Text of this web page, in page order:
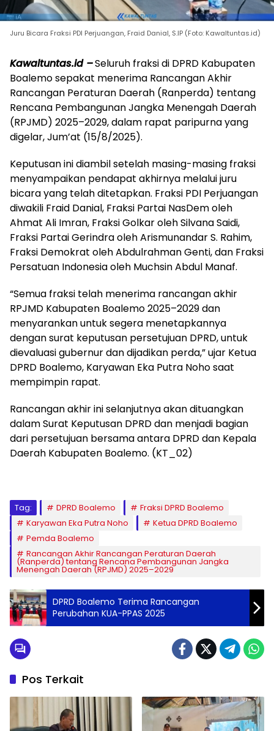
Juru Bicara Fraksi PDI Perjuangan, Fraid Danial, S.IP (Foto: Kawaltuntas.id)
Kawaltuntas.id –Seluruh fraksi di DPRD Kabupaten
Boalemo sepakat menerima Rancangan Akhir
Rancangan Peraturan Daerah (Ranperda) tentang
Rencana Pembangunan Jangka Menengah Daerah
(RPJMD) 2025–2029, dalam rapat paripurna yang
digelar, Jum’at (15/8/2025).
Keputusan ini diambil setelah masing-masing fraksi
menyampaikan pendapat akhirnya melalui juru
bicara yang telah ditetapkan. Fraksi PDI Perjuangan
diwakili Fraid Danial, Fraksi Partai NasDem oleh
Ahmat Ali Imran, Fraksi Golkar oleh Silvana Saidi,
Fraksi Partai Gerindra oleh Arismunandar S. Rahim,
Fraksi Demokrat oleh Abdulrahman Genti, dan Fraksi
Persatuan Indonesia oleh Muchsin Abdul Manaf.
“Semua fraksi telah menerima rancangan akhir
RPJMD Kabupaten Boalemo 2025–2029 dan
menyarankan untuk segera menetapkannya
dengan surat keputusan persetujuan DPRD, untuk
dievaluasi gubernur dan dijadikan perda,” ujar Ketua
DPRD Boalemo, Karyawan Eka Putra Noho saat
mempimpin rapat.
Rancangan akhir ini selanjutnya akan dituangkan
dalam Surat Keputusan DPRD dan menjadi bagian
dari persetujuan bersama antara DPRD dan Kepala
Daerah Kabupaten Boalemo. (KT_02)
Tag: DPRD Boalemo
Fraksi DPRD Boalemo
Karyawan Eka Putra Noho
Ketua DPRD Boalemo
Pemda Boalemo
Rancangan Akhir Rancangan Peraturan Daerah
(Ranperda) tentang Rencana Pembangunan Jangka
Menengah Daerah (RPJMD) 2025–2029
DPRD Boalemo Terima Rancangan
Perubahan KUA-PPAS 2025
Pos Terkait